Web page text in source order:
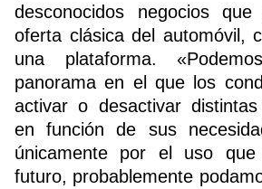
desconocidos negocios
oferta clásica del automóvil,
una plataforma.
panorama en el que los
activar o desactivar distintas
en función de sus
únicamente por el uso
futuro, probablemente